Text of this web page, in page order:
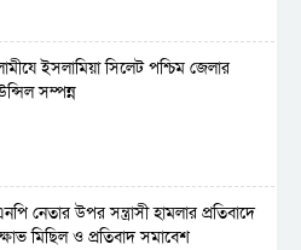
ইসলামিয়া সিলেট পশ্চিম জেলার
সম্পন্ন
নেতার উপর সন্ত্রাসী হামলার প্রতিবাদে
মিছিল ও প্রতিবাদ সমাবেশ